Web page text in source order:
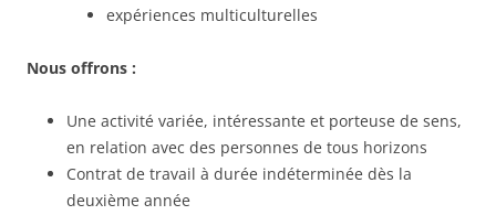
expériences multiculturelles
Nous offrons :
Une activité variée, intéressante et porteuse de sens,
en relation avec des personnes de tous horizons
Contrat de travail à durée indéterminée dès la
deuxième année